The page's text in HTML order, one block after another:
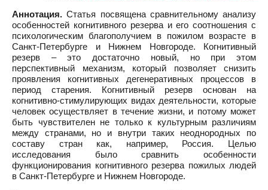
Аннотация. Статья посвящена сравнительному анализу
особенностей когнитивного резерва и его соотношения с
психологическим благополучием в пожилом возрасте в
Санкт-Петербурге и Нижнем Новгороде. Когнитивный
резерв – это достаточно новый, но при этом
перспективный механизм, который позволяет снизить
проявления когнитивных дегенеративных процессов в
период старения. Когнитивный резерв основан на
когнитивно-стимулирующих видах деятельности, которые
человек осуществляет в течение жизни, и потому может
быть чувствителен не только к культурным различиям
между странами, но и внутри таких неоднородных по
составу стран как, например, Россия. Целью
исследования было сравнить особенности
функционирования когнитивного резерва пожилых людей
в Санкт-Петербурге и Нижнем Новгороде.